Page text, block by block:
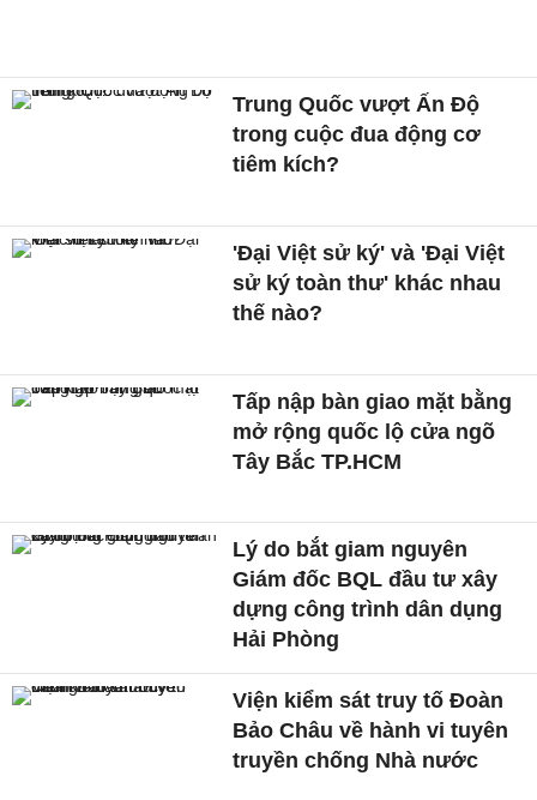
Trung Quốc vượt Ấn Độ
trong cuộc đua động cơ
tiêm kích?
'Đại Việt sử ký' và 'Đại Việt
sử ký toàn thư' khác nhau
thế nào?
Tấp nập bàn giao mặt bằng
mở rộng quốc lộ cửa ngõ
Tây Bắc TP.HCM
Lý do bắt giam nguyên
Giám đốc BQL đầu tư xây
dựng công trình dân dụng
Hải Phòng
Viện kiểm sát truy tố Đoàn
Bảo Châu về hành vi tuyên
truyền chống Nhà nước